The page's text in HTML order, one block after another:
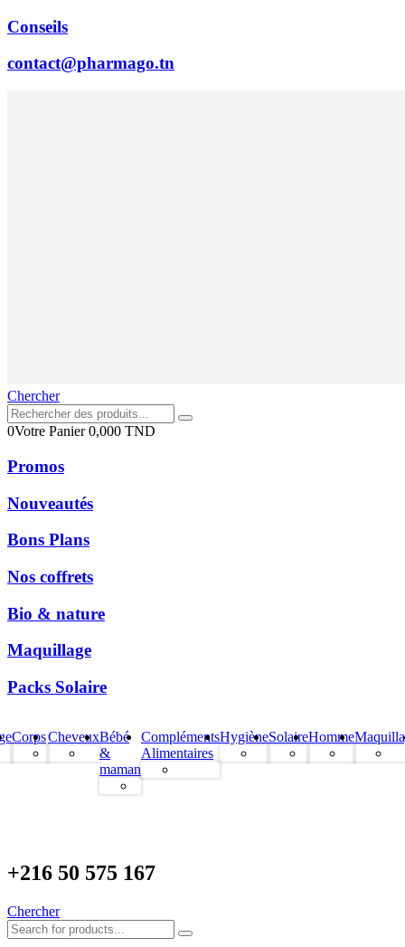
Conseils
contact@pharmago.tn
Chercher
0Votre Panier0,000 TND
Promos
Nouveautés
Bons Plans
Nos coffrets
Bio & nature
Maquillage
Packs Solaire
CorpsCheveuxBébé
&
maman
Compléments
Alimentaires
HygièneSolaireHomme
+216 50 575 167
Chercher